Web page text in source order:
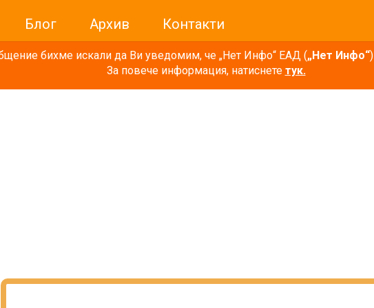
Блог Архив Контакти
бихме искали да Ви уведомим, че „Нет Инфо“ ЕАД („Нет Инфо“)
За повече информация, натиснете тук.